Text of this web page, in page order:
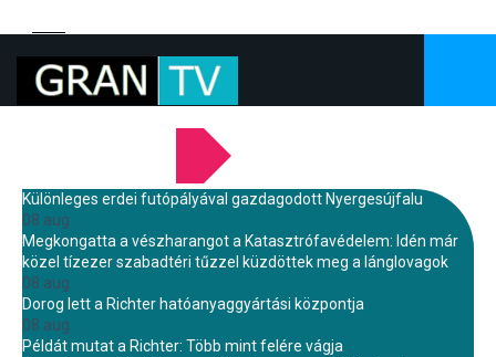
Különleges erdei futópályával gazdagodott Nyergesújfalu
08 aug.
Megkongatta a vészharangot a Katasztrófavédelem: Idén már
közel tízezer szabadtéri tűzzel küzdöttek meg a lánglovagok
08 aug.
Dorog lett a Richter hatóanyaggyártási központja
08 aug.
Példát mutat a Richter: Több mint felére vágja